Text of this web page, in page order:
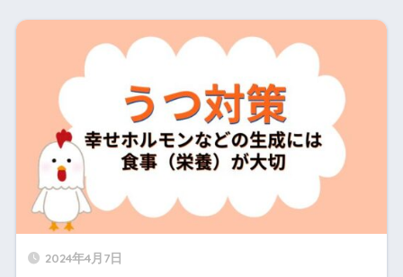
2024年4月7日